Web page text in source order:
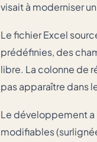
visait à moderniser
Le fichier Excel
prédéfinies, des
libre. La colonne de
pas apparaître dans
Le développement a
modifiables